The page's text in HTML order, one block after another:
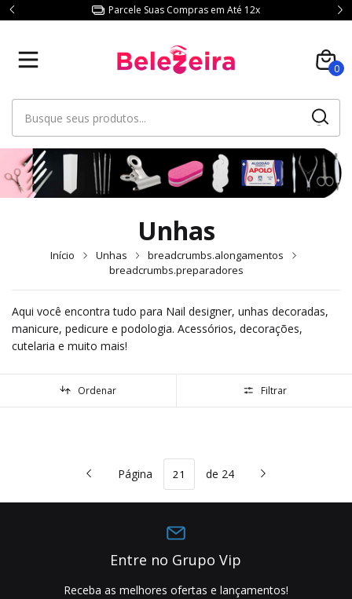
Parcele Suas Compras em Até 12x
0
Unhas
Início Unhas
breadcrumbs.alongamentos
breadcrumbs.preparadores
Aqui você encontra tudo para Nail designer, unhas decoradas,
manicure, pedicure e podologia. Acessórios, decorações,
cutelaria e muito mais!
Ordenar Filtrar
Página de 24
Entre no Grupo Vip
Receba as melhores ofertas e lançamentos!